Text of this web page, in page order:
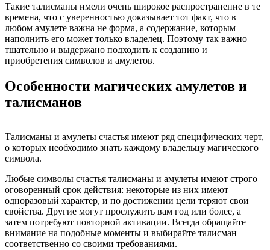
Такие талисманы имели очень широкое распространение в те
времена, что с уверенностью доказывает тот факт, что в
любом амулете важна не форма, а содержание, которым
наполнить его может только владелец. Поэтому так важно
тщательно и выдержано подходить к созданию и
приобретения символов и амулетов.
Особенности магических амулетов и
талисманов
Талисманы и амулеты счастья имеют ряд специфических черт,
о которых необходимо знать каждому владельцу магического
символа.
Любые символы счастья талисманы и амулеты имеют строго
оговоренный срок действия: некоторые из них имеют
одноразовый характер, и по достижении цели теряют свои
свойства. Другие могут прослужить вам год или более, а
затем потребуют повторной активации. Всегда обращайте
внимание на подобные моменты и выбирайте талисман
соответственно со своими требованиями.